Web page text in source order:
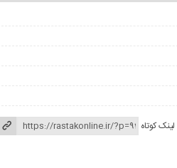
لینک کوتاه